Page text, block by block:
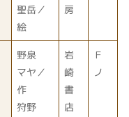
聖岳／
絵
房
野泉
マヤ／
作
狩野
岩
崎
書
店
Ｆ
ノ